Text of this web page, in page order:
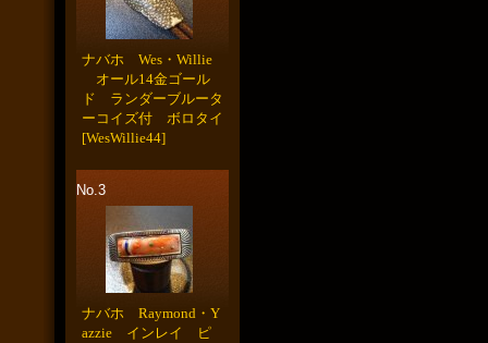
ナバホ Wes・Willie
オール14金ゴール
ド ランダーブルータ
ーコイズ付 ボロタイ
[WesWillie44]
No.3
ナバホ Raymond・Y
azzie インレイ ピ